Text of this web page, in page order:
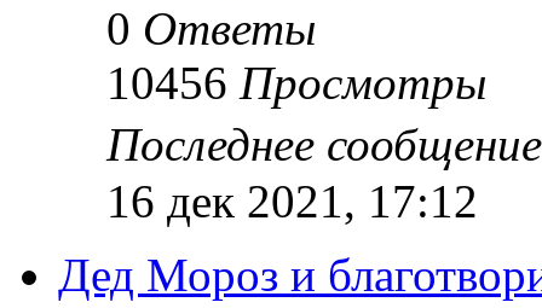
0 Ответы
10456 Просмотры
Последнее
16 дек 2021, 17:12
Дед Мороз и